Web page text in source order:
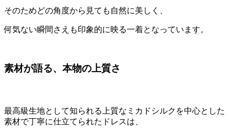
そのためどの角度から見ても自然に美しく、
何気ない瞬間さえも印象的に映る一着となっています。
素材が語る、本物の上質さ
最高級生地として知られる上質なミカドシルクを中心とした
素材で丁寧に仕立てられたドレスは、